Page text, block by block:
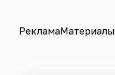
РекламаМатериалы